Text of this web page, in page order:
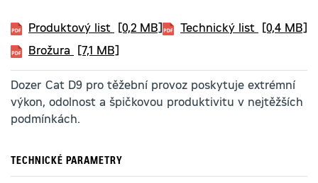
Produktový list [0,2 MB] Technický list
[0,4 MB]
Brožura
[7,1 MB]
Dozer Cat D9 pro těžební provoz poskytuje extrémní
výkon, odolnost a špičkovou produktivitu v nejtěžších
podmínkách.
TECHNICKÉ PARAMETRY